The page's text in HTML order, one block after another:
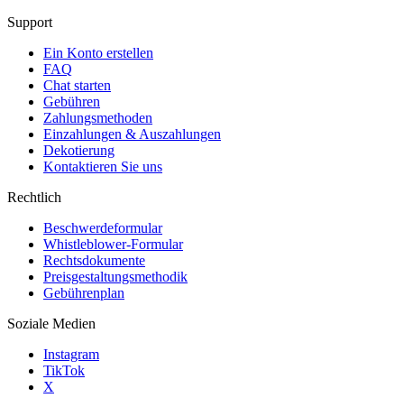
Support
Ein Konto erstellen
FAQ
Chat starten
Gebühren
Zahlungsmethoden
Einzahlungen & Auszahlungen
Dekotierung
Kontaktieren Sie uns
Rechtlich
Beschwerdeformular
Whistleblower-Formular
Rechtsdokumente
Preisgestaltungsmethodik
Gebührenplan
Soziale Medien
Instagram
TikTok
X